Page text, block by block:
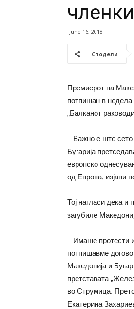
членки
June 16, 2018
Сподели
Премиерот на
потпишан в недела
„Балканот
– Важно е што сето
Бугарија
европско
од Европа, изјави
Тој нагласи дека и
загубиле
– Имаше протести и
потпишавме
Македонија и
претставата
во Струмица.
Екатерина